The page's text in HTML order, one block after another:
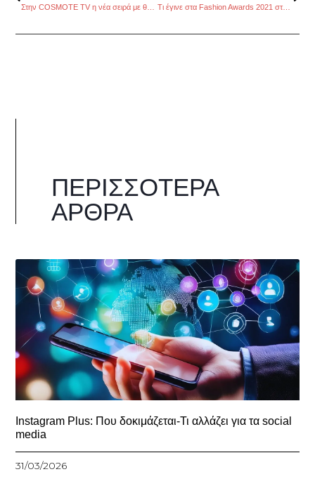
Τι έγινε στα Fashion Awards 2021 στο Λονδίνο
ΠΕΡΙΣΣΌΤΕΡΑ
ΆΡΘΡΑ
Instagram Plus: Που δοκιμάζεται-Τι αλλάζει για τα social
media
31/03/2026